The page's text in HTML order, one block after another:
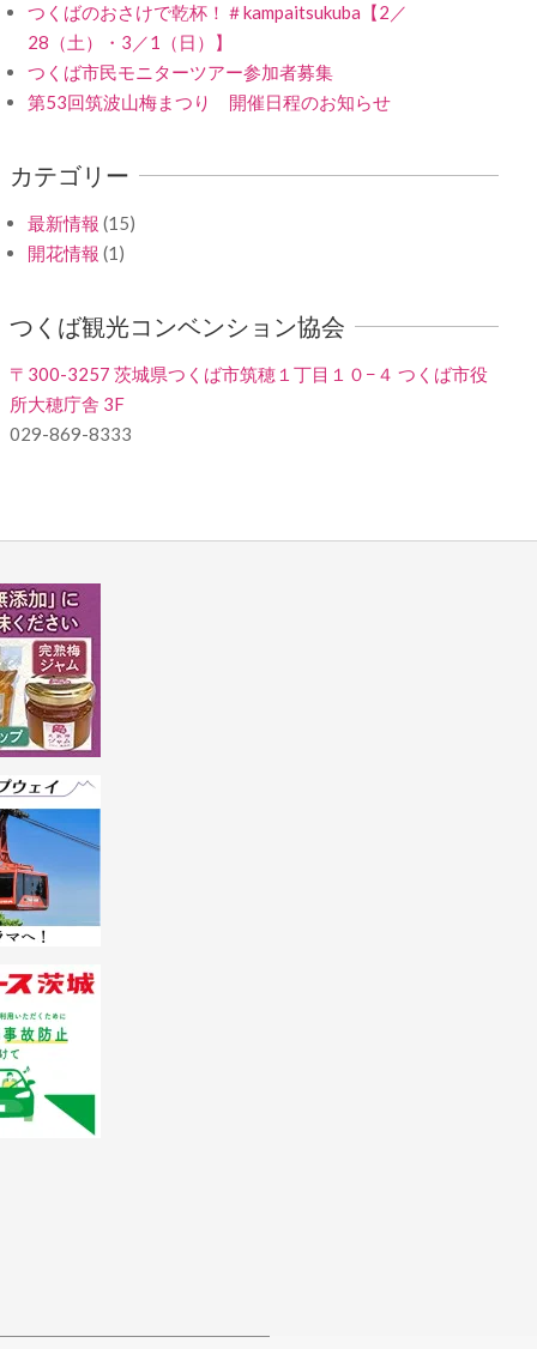
つくばのおさけで乾杯！＃kampaitsukuba【2／
28（土）・3／1（日）】
つくば市民モニターツアー参加者募集
第53回筑波山梅まつり 開催日程のお知らせ
カテゴリー
最新情報 (15)
開花情報 (1)
つくば観光コンベンション協会
〒300-3257 茨城県つくば市筑穂１丁目１０−４ つくば市役
所大穂庁舎 3F
029-869-8333